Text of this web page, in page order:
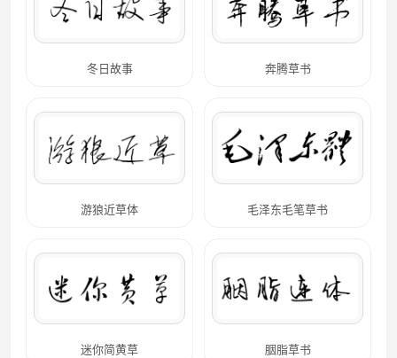
冬日故事 奔腾草书
游狼近草体 毛泽东毛笔草书
迷你简黄草 胭脂草书